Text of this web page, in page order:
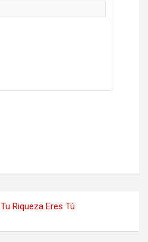
Tu Riqueza Eres Tú